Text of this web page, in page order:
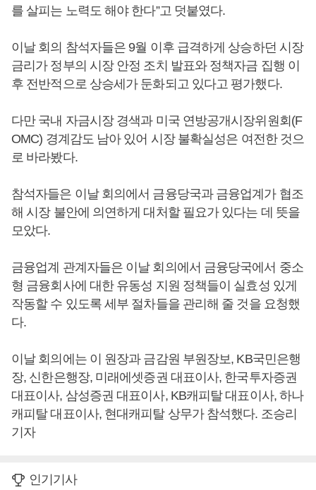
를 살피는 노력도 해야 한다”고 덧붙였다.
이날 회의 참석자들은 9월 이후 급격하게 상승하던 시장
금리가 정부의 시장 안정 조치 발표와 정책자금 집행 이
후 전반적으로 상승세가 둔화되고 있다고 평가했다.
다만 국내 자금시장 경색과 미국 연방공개시장위원회(F
OMC) 경계감도 남아 있어 시장 불확실성은 여전한 것으
로 바라봤다.
참석자들은 이날 회의에서 금융당국과 금융업계가 협조
해 시장 불안에 의연하게 대처할 필요가 있다는 데 뜻을
모았다.
금융업계 관계자들은 이날 회의에서 금융당국에서 중소
형 금융회사에 대한 유동성 지원 정책들이 실효성 있게
작동할 수 있도록 세부 절차들을 관리해 줄 것을 요청했
다.
이날 회의에는 이 원장과 금감원 부원장보, KB국민은행
장, 신한은행장, 미래에셋증권 대표이사, 한국투자증권
대표이사, 삼성증권 대표이사, KB캐피탈 대표이사, 하나
캐피탈 대표이사, 현대캐피탈 상무가 참석했다. 조승리
기자
인기기사